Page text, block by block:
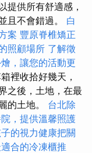
提供所有舒適感，
且不會錯過。 白
案 豐原脊椎矯正
照顧場所 了解徵
，讓您的活動更
裡收拾好幾天，
之後，土地，在最
的土地。 台北除
，提供溫馨照護
的視力健康把關
合的冷凍櫃推